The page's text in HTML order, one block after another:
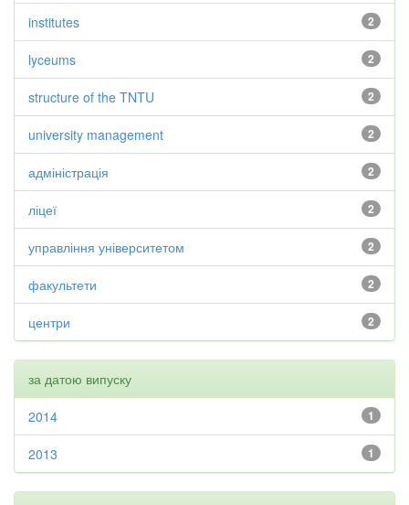
2
institutes
2
lyceums
2
structure of the TNTU
2
university management
2
адміністрація
2
ліцеї
2
управління університетом
2
факультети
2
центри
за датою випуску
1
2014
1
2013